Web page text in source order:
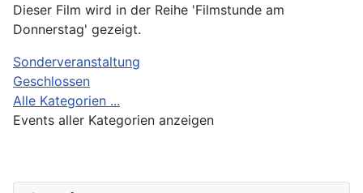
Dieser Film wird in der Reihe 'Filmstunde am
Donnerstag' gezeigt.
Sonderveranstaltung
Geschlossen
Alle Kategorien ...
Events aller Kategorien anzeigen